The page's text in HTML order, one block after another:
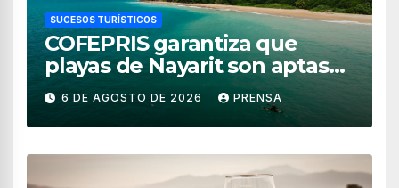
SUCESOS TURÍSTICOS
COFEPRIS garantiza que
playas de Nayarit son aptas
para uso recreativo
6 DE AGOSTO DE 2026 PRENSA